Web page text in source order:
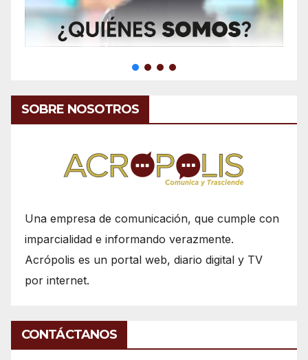
SOBRE NOSOTROS
Una empresa de comunicación, que cumple con
imparcialidad e informando verazmente.
Acrópolis es un portal web, diario digital y TV
por internet.
CONTÁCTANOS